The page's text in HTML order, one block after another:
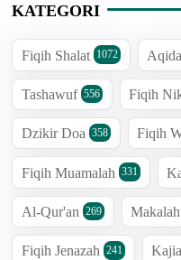
KATEGORI
Fiqih Shalat 1072
Tashawuf 556 Fiqih
Dzikir Doa 358 Fiqih
Fiqih Muamalah 331
Al-Qur'an 269
Fiqih Jenazah 241